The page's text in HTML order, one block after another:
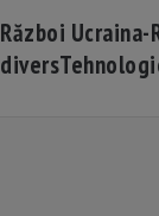
Război Ucraina-
divers